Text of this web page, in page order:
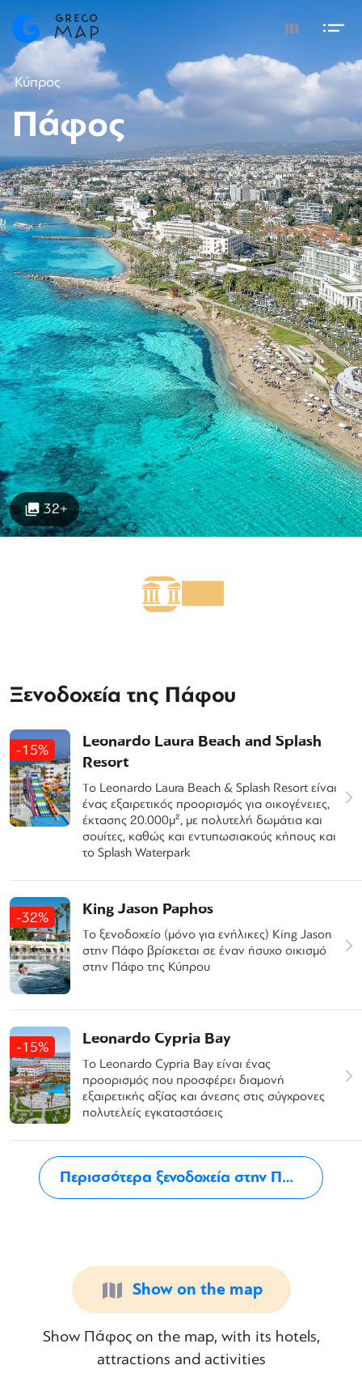
Κύπρος
Πάφος
32+
Ξενοδοχεία της Πάφου
-15%
Leonardo Laura Beach and Splash
Resort
Το Leonardo Laura Beach & Splash Resort είναι
ένας εξαιρετικός προορισμός για οικογένειες,
έκτασης 20.000μ², με πολυτελή δωμάτια και
σουίτες, καθώς και εντυπωσιακούς κήπους και
το Splash Waterpark
-32% King Jason Paphos
Το ξενοδοχείο (μόνο για ενήλικες) King Jason
στην Πάφο βρίσκεται σε έναν ήσυχο οικισμό
στην Πάφο της Κύπρου
-15% Leonardo Cypria Bay
Το Leonardo Cypria Bay είναι ένας
προορισμός που προσφέρει διαμονή
εξαιρετικής αξίας και άνεσης στις σύγχρονες
πολυτελείς εγκαταστάσεις
Περισσότερα ξενοδοχεία στην Πάφο
Show on the map
Show Πάφος on the map, with its hotels,
attractions and activities